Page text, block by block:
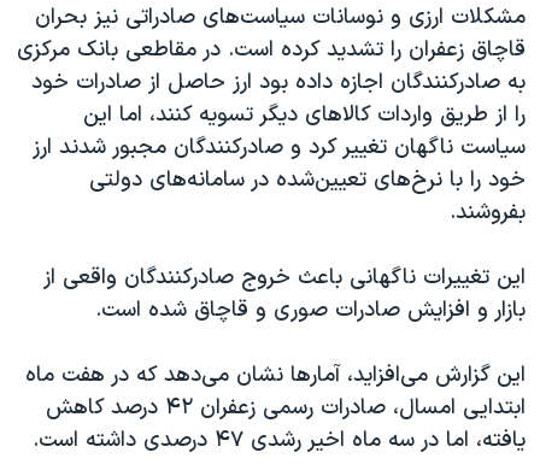
مشکلات ارزی و نوسانات سیاست‌های صادراتی نیز بحران
قاچاق زعفران را تشدید کرده است. در مقاطعی بانک مرکزی
به صادرکنندگان اجازه داده بود ارز حاصل از صادرات خود
را از طریق واردات کالاهای دیگر تسویه کنند، اما این
سیاست ناگهان تغییر کرد و صادرکنندگان مجبور شدند ارز
خود را با نرخ‌های تعیین‌شده در سامانه‌های دولتی
بفروشند.
این تغییرات ناگهانی باعث خروج صادرکنندگان واقعی از
بازار و افزایش صادرات صوری و قاچاق شده است.
این گزارش می‌افزاید، آمارها نشان می‌دهد که در هفت ماه
ابتدایی امسال، صادرات رسمی زعفران ۴۲ درصد کاهش
یافته، اما در سه ماه اخیر رشدی ۴۷ درصدی داشته است.